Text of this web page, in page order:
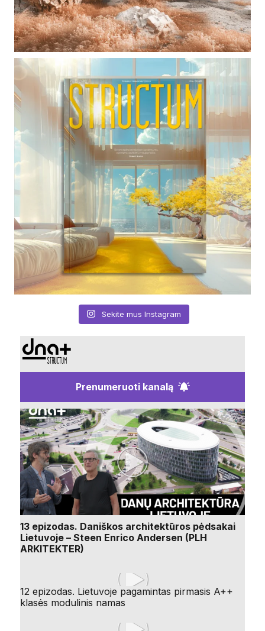
Sekite mus Instagram
Prenumeruoti kanalą
13 epizodas. Daniškos architektūros pėdsakai
Lietuvoje – Steen Enrico Andersen (PLH
ARKITEKTER)
12 epizodas. Lietuvoje pagamintas pirmasis A++
klasės modulinis namas